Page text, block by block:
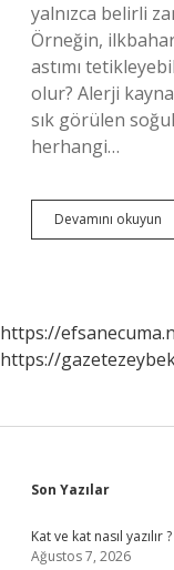
yalnızca belirli
Örneğin,
astımı
olur? Alerji
sık görülen
herhangi…
Devamını okuyun
https://
https://
Sidebar
Son Yazılar
Kat ve kat nasıl yazılır ?
Ağustos 7, 2026